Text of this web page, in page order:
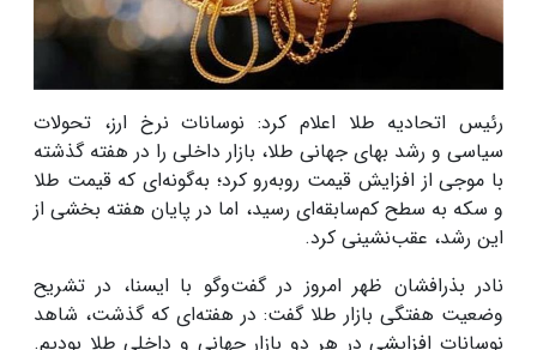
رئیس اتحادیه طلا اعلام کرد: نوسانات نرخ ارز، تحولات
سیاسی و رشد بهای جهانی طلا، بازار داخلی را در هفته گذشته
با موجی از افزایش قیمت روبه‌رو کرد؛ به‌گونه‌ای که قیمت طلا
و سکه به سطح کم‌سابقه‌ای رسید، اما در پایان هفته بخشی از
این رشد، عقب‌نشینی کرد.
نادر بذرافشان ظهر امروز در گفت‌وگو با ایسنا، در تشریح
وضعیت هفتگی بازار طلا گفت: در هفته‌ای که گذشت، شاهد
نوسانات افزایشی در هر دو بازار جهانی و داخلی طلا بودیم.